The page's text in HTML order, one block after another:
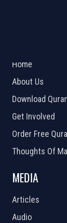
Home
About Us
Download
Get Involved
Order Free
Thoughts Of
MEDIA
Articles
Audio